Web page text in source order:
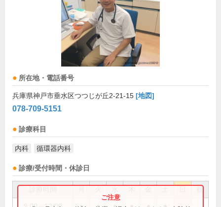
所在地・電話番号
兵庫県神戸市垂水区つつじが丘2-21-15 [地図]
078-709-5151
診療科目
内科 循環器内科
診療/受付時間・休診日
祝